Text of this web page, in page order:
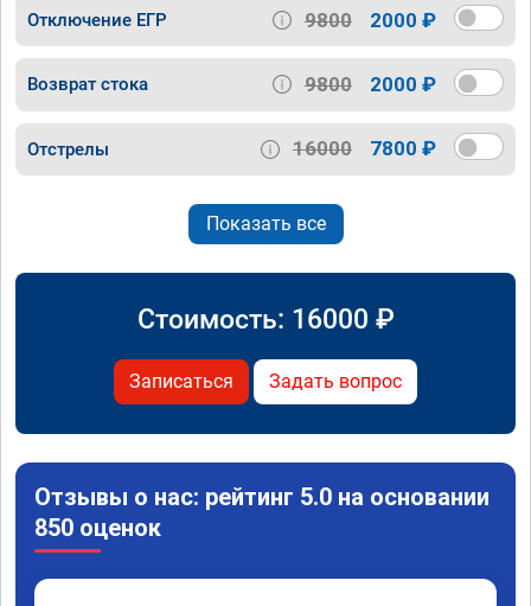
Отключение ЕГР 9800 2000 ₽
Возврат стока 9800 2000 ₽
Отстрелы 16000 7800 ₽
Показать все
Стоимость: 16000 ₽
Записаться Задать вопрос
Отзывы о нас: рейтинг 5.0 на основании
850 оценок